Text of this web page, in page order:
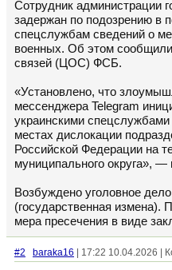
Сотрудник администрации
задержан по подозрению в
спецслужбам сведений о
военных. Об этом
связей (ЦОС) ФСБ.
«Установлено, что
мессенджера Telegram
украинскими
местах дислокации
Российской Федерации на
муниципального округа», —
Возбуждено уголовное
(государственная измена).
мера пресечения в виде
#2 baraka16 | 17:22 10.04.2026 |